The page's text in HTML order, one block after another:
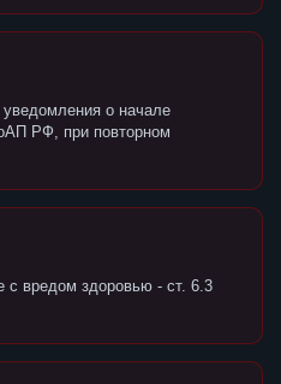
о начале
РФ, при повторном
с вредом здоровью - ст. 6.3